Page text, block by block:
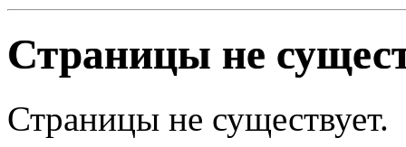
Страницы не
Страницы не существует.